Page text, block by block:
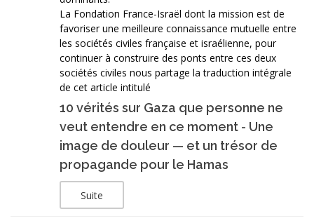
La Fondation France-Israël dont la mission est de
favoriser une meilleure connaissance mutuelle entre
les sociétés civiles française et israélienne, pour
continuer à construire des ponts entre ces deux
sociétés civiles nous partage la traduction intégrale
de cet article intitulé
10 vérités sur Gaza que personne ne
veut entendre en ce moment - Une
image de douleur — et un trésor de
propagande pour le Hamas
Suite